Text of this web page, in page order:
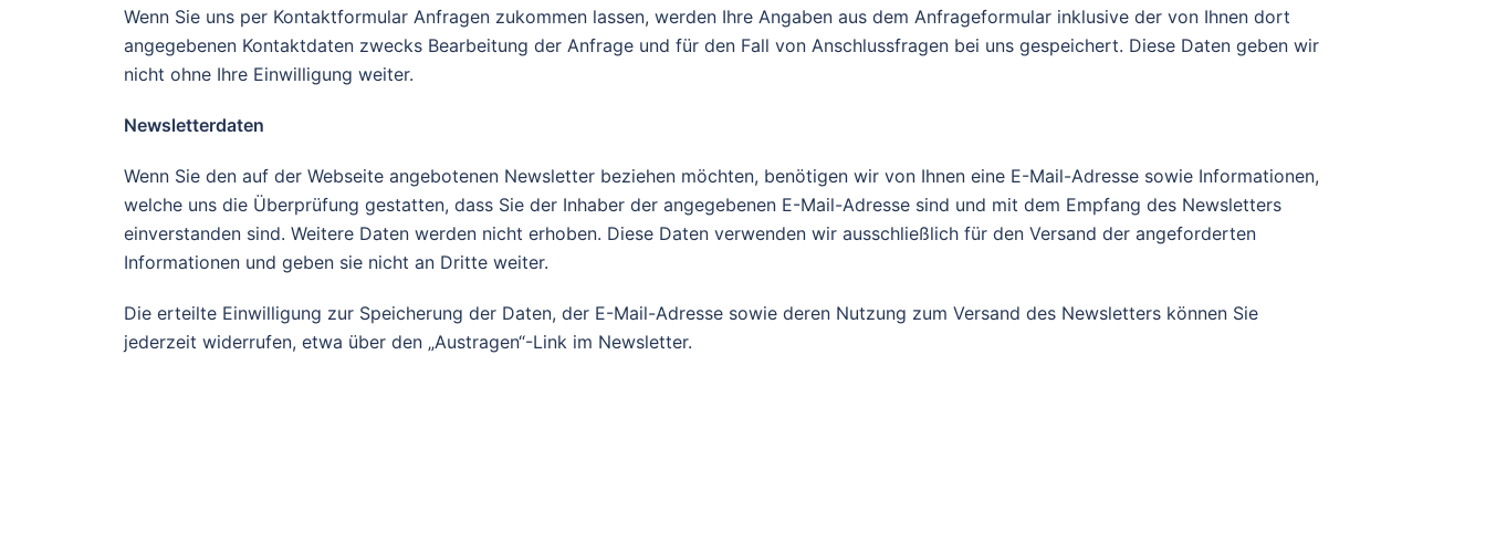
Wenn Sie uns per Kontaktformular Anfragen zukommen lassen, werden Ihre Angaben aus dem Anfrageformular inklusive der von Ihnen dort
angegebenen Kontaktdaten zwecks Bearbeitung der Anfrage und für den Fall von Anschlussfragen bei uns gespeichert. Diese Daten geben wir
nicht ohne Ihre Einwilligung weiter.
Newsletterdaten
Wenn Sie den auf der Webseite angebotenen Newsletter beziehen möchten, benötigen wir von Ihnen eine E-Mail-Adresse sowie Informationen,
welche uns die Überprüfung gestatten, dass Sie der Inhaber der angegebenen E-Mail-Adresse sind und mit dem Empfang des Newsletters
einverstanden sind. Weitere Daten werden nicht erhoben. Diese Daten verwenden wir ausschließlich für den Versand der angeforderten
Informationen und geben sie nicht an Dritte weiter.
Die erteilte Einwilligung zur Speicherung der Daten, der E-Mail-Adresse sowie deren Nutzung zum Versand des Newsletters können Sie
jederzeit widerrufen, etwa über den „Austragen“-Link im Newsletter.